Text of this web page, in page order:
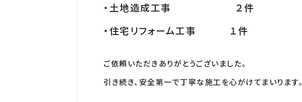
・土地造成工事 ２件
・住宅リフォーム工事 １件
ご依頼いただきありがとうございました。
引き続き、安全第一で丁寧な施工を心がけてまいります。